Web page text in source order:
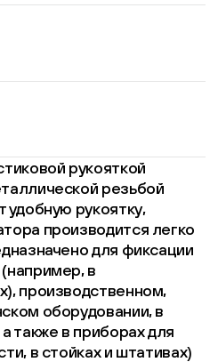
рукояткой
резьбой
удобную рукоятку,
производится легко
для фиксации
в
производственном,
оборудовании, в
также в приборах для
в стойках и штативах)